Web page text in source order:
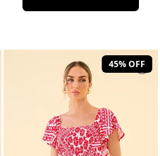
45% OFF